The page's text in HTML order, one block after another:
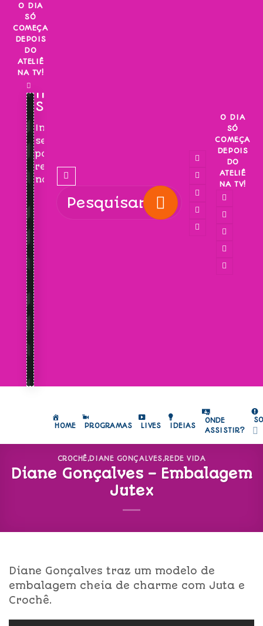
Skip
content
O DIA
SÓ
COMEÇA
DEPOIS
DO
ATELIÊ
NA TV!
INSCREVA-
SE!
Inscreva-
se
para
receber
novidades!
O DIA
SÓ
COMEÇA
DEPOIS
DO
ATELIÊ
NA TV!
HOME PROGRAMAS LIVES IDEIAS
ONDE
ASSISTIR?
CROCHÊ,DIANE GONÇALVES,REDE VIDA
Diane Gonçalves – Embalagem
Jutex
Diane Gonçalves traz um modelo de
embalagem cheia de charme com Juta e
Crochê.